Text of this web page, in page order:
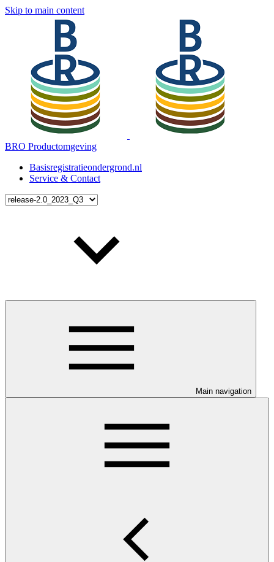
Skip to main content
BRO Productomgeving
Basisregistratieondergrond.nl
Service & Contact
Main navigation